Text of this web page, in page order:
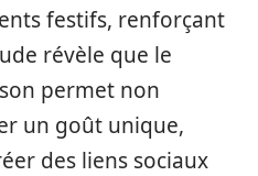
festifs, renforçant
révèle que le
permet non
un goût unique,
des liens sociaux